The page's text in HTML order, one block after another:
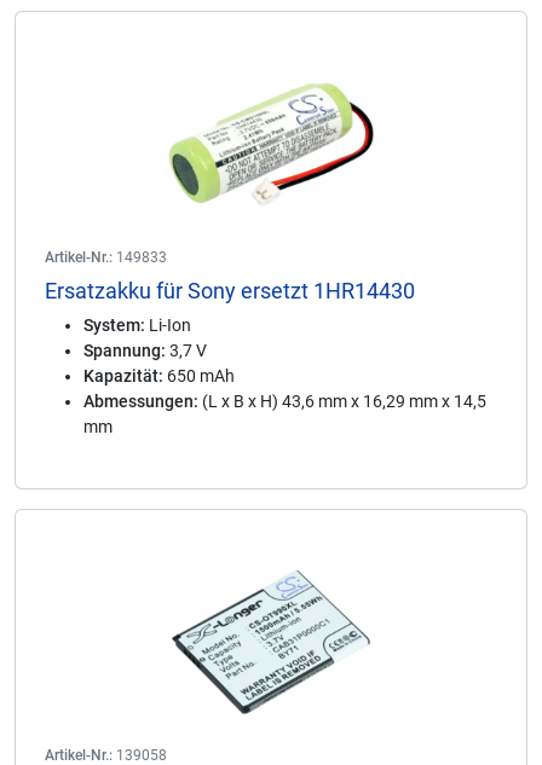
Artikel-Nr.: 149833
Ersatzakku für Sony ersetzt 1HR14430
System: Li-Ion
Spannung: 3,7 V
Kapazität: 650 mAh
Abmessungen: (L x B x H) 43,6 mm x 16,29 mm x 14,5
mm
Artikel-Nr.: 139058